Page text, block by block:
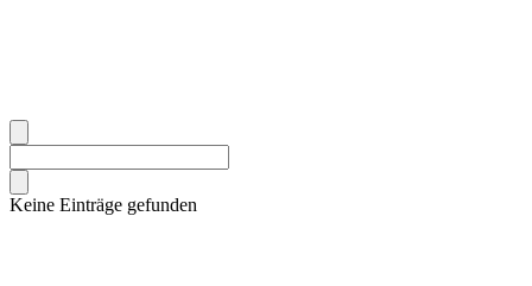
Keine Einträge gefunden